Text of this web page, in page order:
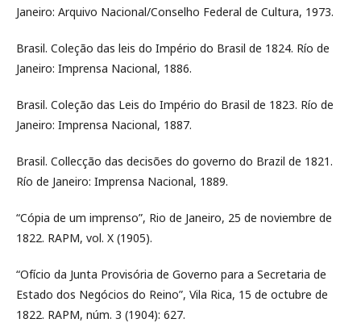
Janeiro: Arquivo Nacional/Conselho Federal de Cultura, 1973.
Brasil. Coleção das leis do Império do Brasil de 1824. Río de
Janeiro: Imprensa Nacional, 1886.
Brasil. Coleção das Leis do Império do Brasil de 1823. Río de
Janeiro: Imprensa Nacional, 1887.
Brasil. Collecção das decisões do governo do Brazil de 1821.
Río de Janeiro: Imprensa Nacional, 1889.
“Cópia de um imprenso”, Rio de Janeiro, 25 de noviembre de
1822. RAPM, vol. X (1905).
“Ofício da Junta Provisória de Governo para a Secretaria de
Estado dos Negócios do Reino”, Vila Rica, 15 de octubre de
1822. RAPM, núm. 3 (1904): 627.